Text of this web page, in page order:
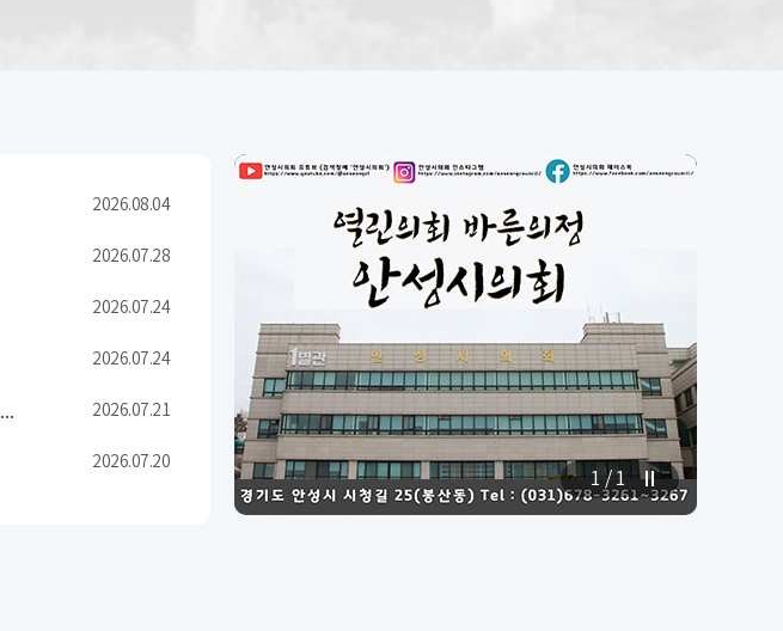
2026.08.04
2026.07.28
2026.07.24
2026.07.24
안성시의회 전입 희망공무원 서류전형 합격자 및 면접시험 일정 공고 2026.07.21
2026.07.20
1 / 1